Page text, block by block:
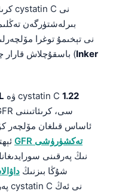
بىرلەشتۈرگەن
بولۇپمۇ CKD باسقۇچلاش قارار چېكىگە يېقىن جايلاردا (Inker
ۋە cystatin C 1.22
ئاساس قىلغان مۆلچەر
GFR تەكشۈرۈشى
شۇڭا بىزنىڭ